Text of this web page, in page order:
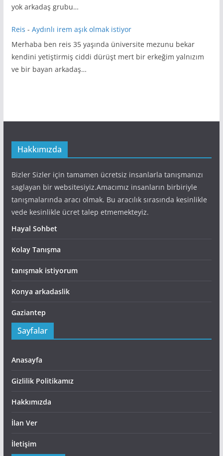
yok arkadaş grubu…
Reis - Aydınlı irem aşık olmak istiyor
Merhaba ben reis 35 yaşında üniversite mezunu bekar
kendini yetiştirmiş ciddi dürüşt mert bir erkeğim yalnızım
ve bir bayan arkadaş…
Hakkımızda
Bizler Sizler için tamamen ücretsiz insanlarla tanışmanızı
saglayan bir websitesiyiz.Amacımız insanların birbiriyle
tanışmalarında aracı olmak. Bu aracılık sırasında kesinlikle
vede kesinlikle ücret talep etmemekteyiz.
Hayal Sohbet
Kolay Tanışma
tanışmak istiyorum
Konya arkadaslik
Gaziantep
Sayfalar
Anasayfa
Gizlilik Politikamız
Hakkımızda
İlan Ver
İletişim